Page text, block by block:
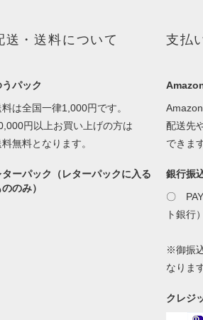
送・送料について
うパック
は全国一律1,000円です。
円以上お買い上げの方は
料無料となります。
ターパック（レターパックに入る
ののみ）
支払
配送先
できま
銀行振
〇
ト銀行）
※御振
なりま
クレジ